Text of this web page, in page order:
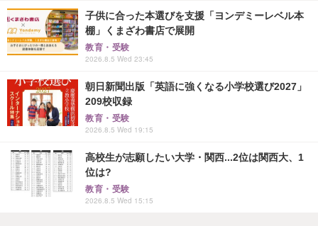
子供に合った本選びを支援「ヨンデミーレベル本
棚」くまざわ書店で展開
教育・受験
2026.8.5 Wed 23:45
朝日新聞出版「英語に強くなる小学校選び2027」
209校収録
教育・受験
2026.8.5 Wed 19:15
高校生が志願したい大学・関西...2位は関西大、1
位は?
教育・受験
2026.8.5 Wed 15:15